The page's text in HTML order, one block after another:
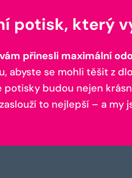
potisk, který
přinesli maximální
abyste se mohli těšit z
budou nejen
to nejlepší – a my